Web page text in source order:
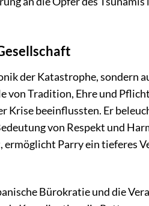
der Katastrophe, sondern
von Tradition, Ehre und
Krise beeinflussten. Er
von Respekt und
Parry ein tieferes
Bürokratie und die